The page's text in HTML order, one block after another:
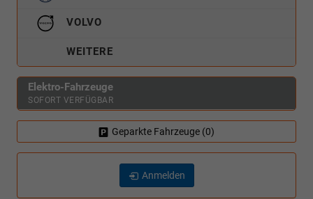
VOLVO
WEITERE
Elektro-Fahrzeuge
SOFORT VERFÜGBAR
Geparkte Fahrzeuge (0)
Anmelden